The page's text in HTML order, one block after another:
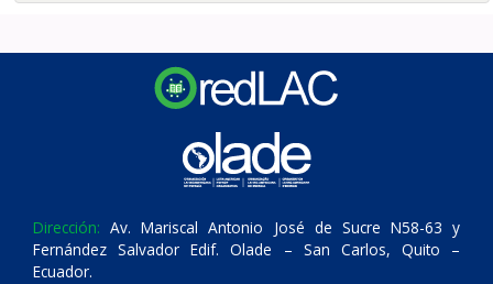
Dirección: Av. Mariscal Antonio José de Sucre N58-63 y
Fernández Salvador Edif. Olade – San Carlos, Quito –
Ecuador.